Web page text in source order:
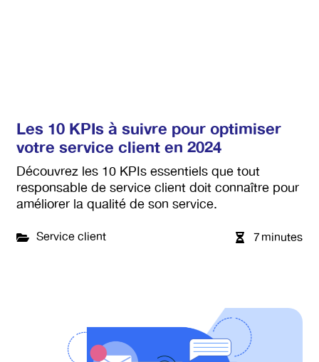
Service client
Les 10 KPIs à suivre pour optimiser
votre service client en 2024
7minutes
Découvrez les 10 KPIs essentiels que tout
responsable de service client doit connaître pour
améliorer la qualité de son service.